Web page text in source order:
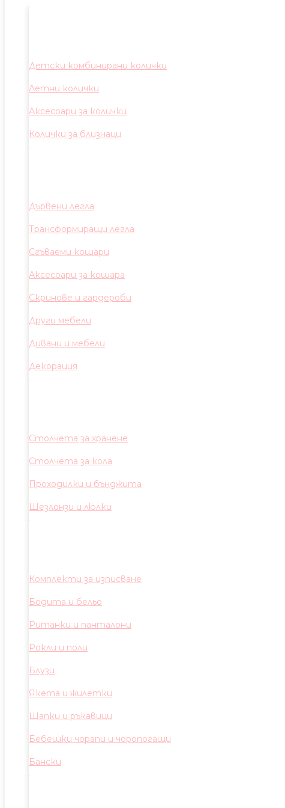
Детски комбинирани колички
Летни колички
Аксесоари за колички
Колички за близнаци
Дървени легла
Трансформиращи легла
Сгъваеми кошари
Аксесоари за кошара
Скринове и гардероби
Други мебели
Дивани и мебели
Декорация
Столчета за хранене
Столчета за кола
Проходилки и бънджита
Шезлонзи и люлки
Комплекти за изписване
Бодита и бельо
Ританки и панталони
Рокли и поли
Блузи
Якета и жилетки
Шапки и ръкавици
Бебешки чорапи и чоропогащи
Бански